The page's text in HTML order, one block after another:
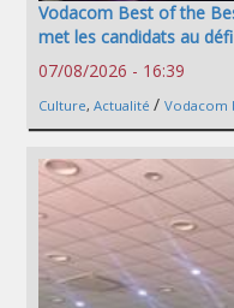
Vodacom Best of the
met les candidats au
07/08/2026 - 16:39
Culture, Actualité / Vodacom